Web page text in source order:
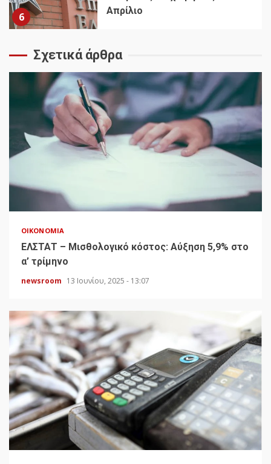
6
Απρίλιο
Σχετικά άρθρα
ΟΙΚΟΝΟΜΊΑ
ΕΛΣΤΑΤ – Μισθολογικό κόστος: Αύξηση 5,9% στο
α’ τρίμηνο
newsroom 13 Ιουνίου, 2025 - 13:07